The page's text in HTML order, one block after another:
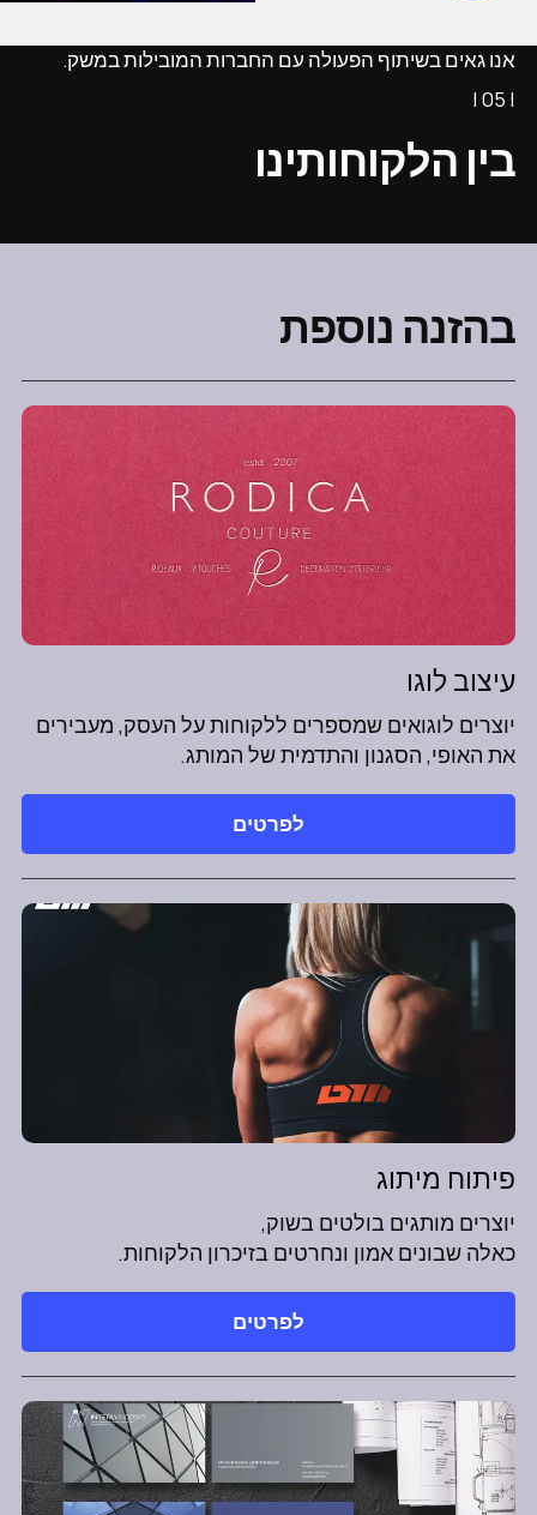
אנו גאים בשיתוף הפעולה עם החברות המובילות במשק.
| 05 |
בין הלקוחותינו
בהזנה נוספת
עיצוב לוגו
יוצרים לוגואים שמספרים ללקוחות על העסק, מעבירים
את האופי, הסגנון והתדמית של המותג.
לפרטים
פיתוח מיתוג
יוצרים מותגים בולטים בשוק,
כאלה שבונים אמון ונחרטים בזיכרון הלקוחות.
לפרטים